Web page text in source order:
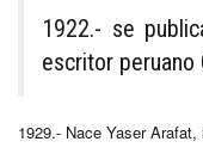
1922.- se
escritor peruano
1929.- Nace Yaser